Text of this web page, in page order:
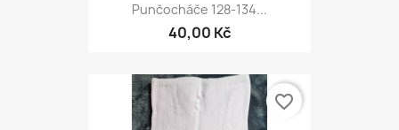
Punčocháče 128-134...
40,00 Kč
favorite_border